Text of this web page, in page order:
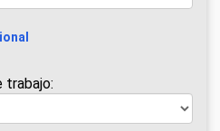
trabajo: